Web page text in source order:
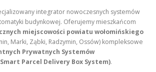
integrator nowoczesnych systemów
budynkowej. Oferujemy mieszkańcom
miejscowości powiatu wołomińskiego
Marki, Ząbki, Radzymin, Ossów) kompleksowe
Prywatnych Systemów
Parcel Delivery Box System).